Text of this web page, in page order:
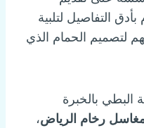
التفاصيل لتلبية
لتصميم الحمام الذي
بالخبرة
رخام الرياض،